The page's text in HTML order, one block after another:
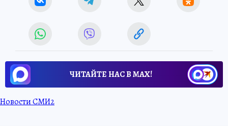
ЧИТАЙТЕ НАС В МАХ!
Новости СМИ2